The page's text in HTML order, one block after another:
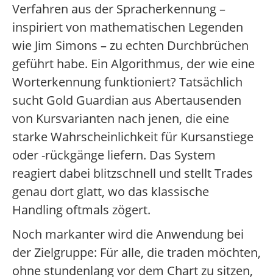
Verfahren aus der Spracherkennung –
inspiriert von mathematischen Legenden
wie Jim Simons – zu echten Durchbrüchen
geführt habe. Ein Algorithmus, der wie eine
Worterkennung funktioniert? Tatsächlich
sucht Gold Guardian aus Abertausenden
von Kursvarianten nach jenen, die eine
starke Wahrscheinlichkeit für Kursanstiege
oder -rückgänge liefern. Das System
reagiert dabei blitzschnell und stellt Trades
genau dort glatt, wo das klassische
Handling oftmals zögert.
Noch markanter wird die Anwendung bei
der Zielgruppe: Für alle, die traden möchten,
ohne stundenlang vor dem Chart zu sitzen,